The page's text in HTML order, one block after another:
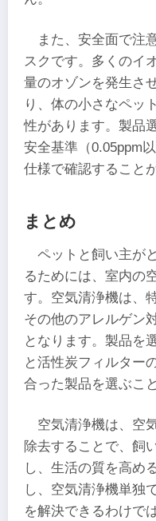
また、安全面で注
スクです。多くのイ
量のオゾンを発生さ
り、体の小さなペッ
性があります。製品
安全基準（0.05ppm
仕様で確認すること
まとめ
ペットと飼い主が
るためには、室内の
す。空気清浄機は、
その他のアレルゲン
となります。製品を
と活性炭フィルター
合った製品を選ぶこ
空気清浄機は、空
除去することで、飼
し、生活の質を高め
し、空気清浄機単独
を解決できるわけで